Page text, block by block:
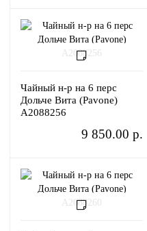
Чайный н-р на 6 перс
Дольче Вита (Pavone)
A2088256
9 850.00 р.